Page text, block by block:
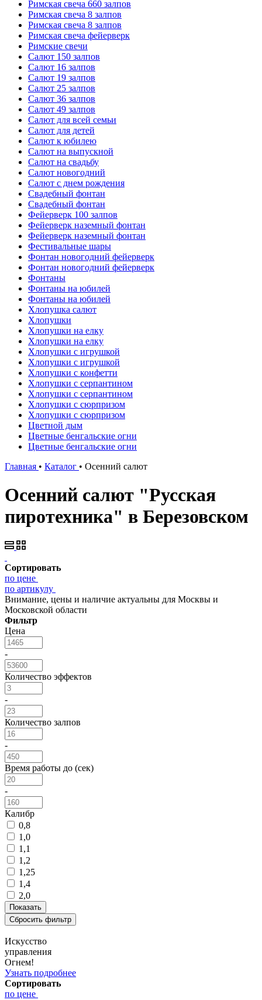
Римская свеча 660 залпов
Римская свеча 8 залпов
Римская свеча 8 залпов
Римская свеча фейерверк
Римские свечи
Салют 150 залпов
Салют 16 залпов
Салют 19 залпов
Салют 25 залпов
Салют 36 залпов
Салют 49 залпов
Салют для всей семьи
Салют для детей
Салют к юбилею
Салют на выпускной
Салют на свадьбу
Салют новогодний
Салют с днем рождения
Свадебный фонтан
Свадебный фонтан
Фейерверк 100 залпов
Фейерверк наземный фонтан
Фейерверк наземный фонтан
Фестивальные шары
Фонтан новогодний фейерверк
Фонтан новогодний фейерверк
Фонтаны
Фонтаны на юбилей
Фонтаны на юбилей
Хлопушка салют
Хлопушки
Хлопушки на елку
Хлопушки на елку
Хлопушки с игрушкой
Хлопушки с игрушкой
Хлопушки с конфетти
Хлопушки с серпантином
Хлопушки с серпантином
Хлопушки с сюрпризом
Хлопушки с сюрпризом
Цветной дым
Цветные бенгальские огни
Цветные бенгальские огни
Главная • Каталог • Осенний салют
Осенний салют "Русская
пиротехника" в Березовском
Сортировать
по цене
по артикулу
Внимание, цены и наличие актуальны для Москвы и
Московской области
Фильтр
Цена
-
Количество эффектов
-
Количество залпов
-
Время работы до (сек)
-
Калибр
0,8
1,0
1,1
1,2
1,25
1,4
2,0
Искусство
управления
Огнем!
Узнать подробнее
Сортировать
по цене